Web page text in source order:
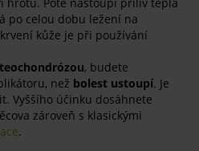
po celou dobu ležení na
kůže je při používání
, budete
než bolest ustoupí. Je
Vyššího účinku dosáhnete
zároveň s klasickými
.